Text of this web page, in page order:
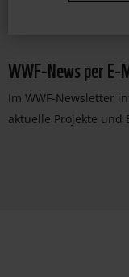
WWF-News per E-
Im WWF-Newsletter
aktuelle Projekte und